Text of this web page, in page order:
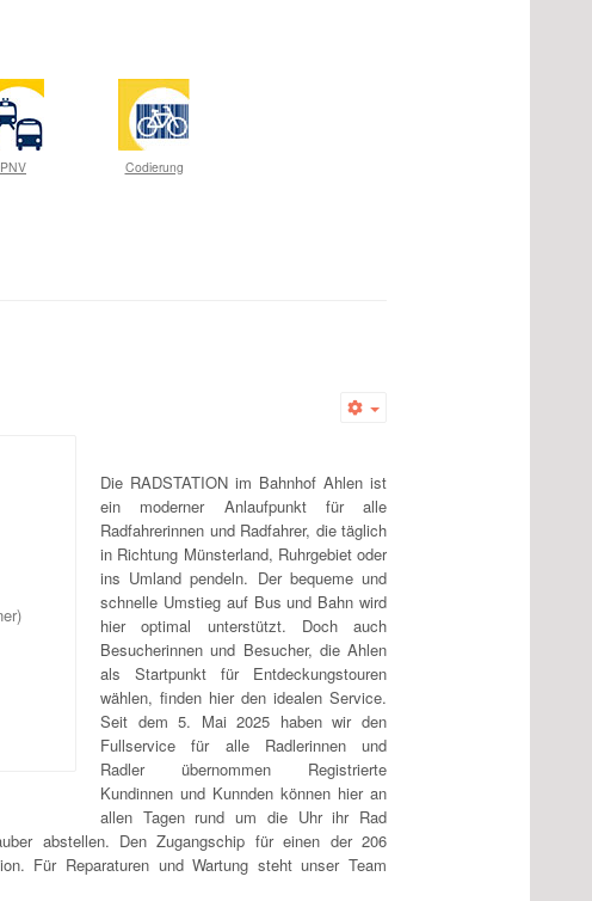
Codierung
Die RADSTATION im Bahnhof Ahlen ist
ein moderner Anlaufpunkt für alle
Radfahrerinnen und Radfahrer, die täglich
in Richtung Münsterland, Ruhrgebiet oder
ins Umland pendeln. Der bequeme und
schnelle Umstieg auf Bus und Bahn wird
hier optimal unterstützt. Doch auch
Besucherinnen und Besucher, die Ahlen
als Startpunkt für Entdeckungstouren
wählen, finden hier den idealen Service.
Seit dem 5. Mai 2025 haben wir den
Fullservice für alle Radlerinnen und
Radler übernommen Registrierte
Kundinnen und Kunnden können hier an
allen Tagen rund um die Uhr ihr Rad
abstellen. Den Zugangschip für einen der 206
Für Reparaturen und Wartung steht unser Team